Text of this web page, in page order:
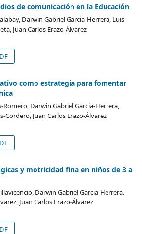
de comunicación en la Educación
Darwin Gabriel Garcia-Herrera, Luis
Juan Carlos Erazo-Álvarez
como estrategia para fomentar
Romero, Darwin Gabriel Garcia-Herrera,
Cordero, Juan Carlos Erazo-Álvarez
y motricidad fina en niños de 3 a
Darwin Gabriel Garcia-Herrera,
Juan Carlos Erazo-Álvarez